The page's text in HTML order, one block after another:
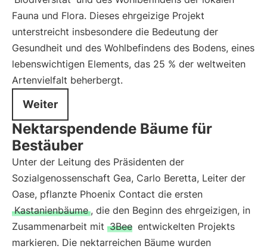
Fauna und Flora. Dieses ehrgeizige Projekt
unterstreicht insbesondere die Bedeutung der
Gesundheit und des Wohlbefindens des Bodens, eines
lebenswichtigen Elements, das 25 % der weltweiten
Artenvielfalt beherbergt.
Weiter
Nektarspendende Bäume für
Bestäuber
Unter der Leitung des Präsidenten der
Sozialgenossenschaft Gea, Carlo Beretta, Leiter der
Oase, pflanzte Phoenix Contact die ersten
Kastanienbäume , die den Beginn des ehrgeizigen, in
Zusammenarbeit mit 3Bee entwickelten Projekts
markieren. Die nektarreichen Bäume wurden